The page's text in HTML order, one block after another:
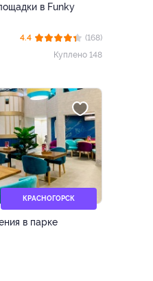
в Funky
4.4
(168)
Куплено 148
КРАСНОГОРСК
в парке